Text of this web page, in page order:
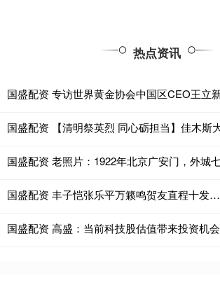
热点资讯
国盛配资 高盛：当前科技股估值带来投资机会